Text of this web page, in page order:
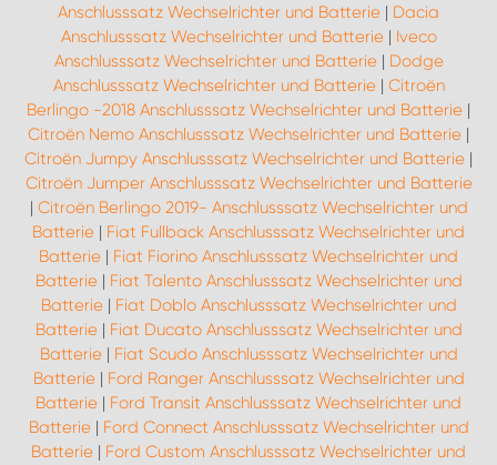
Anschlusssatz Wechselrichter und Batterie | Dacia
Anschlusssatz Wechselrichter und Batterie| Iveco
Anschlusssatz Wechselrichter und Batterie| Dodge
Anschlusssatz Wechselrichter und Batterie| Citroën
Berlingo -2018 Anschlusssatz Wechselrichter und Batterie |
Citroën Nemo Anschlusssatz Wechselrichter und Batterie |
Citroën Jumpy Anschlusssatz Wechselrichter und Batterie |
Citroën Jumper Anschlusssatz Wechselrichter und Batterie
| Citroën Berlingo 2019- Anschlusssatz Wechselrichter und
Batterie | Fiat Fullback Anschlusssatz Wechselrichter und
Batterie | Fiat Fiorino Anschlusssatz Wechselrichter und
Batterie| Fiat Talento Anschlusssatz Wechselrichter und
Batterie| Fiat Doblo Anschlusssatz Wechselrichter und
Batterie| Fiat Ducato Anschlusssatz Wechselrichter und
Batterie| Fiat Scudo Anschlusssatz Wechselrichter und
Batterie| Ford Ranger Anschlusssatz Wechselrichter und
Batterie | Ford Transit Anschlusssatz Wechselrichter und
Batterie| Ford Connect Anschlusssatz Wechselrichter und
Batterie | Ford Custom Anschlusssatz Wechselrichter und